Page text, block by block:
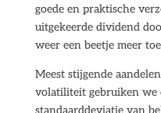
goede en praktische
uitgekeerde dividend
weer een beetje meer
Meest stijgende
volatiliteit gebruiken we
standaarddeviatie van